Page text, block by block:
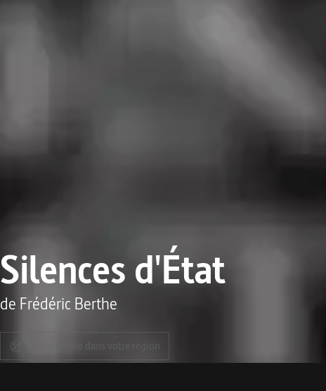
Silences d'État
de Frédéric Berthe
Indisponible dans votre région